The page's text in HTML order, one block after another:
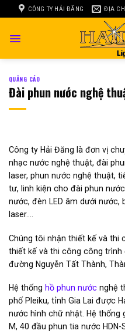
to
CÔNG TY HẢI ĐĂNG ĐỊA
QUẢNG CÁO
Đài phun nước nghệ
Công ty Hải Đăng là đơn vị
nhạc nước nghệ thuật, đài
laser, phun nước nghệ thuật,
tư, linh kiện cho đài phun
nước, đèn LED âm dưới nước,
laser….
Chúng tôi nhận thiết kế và thi
thiết kế và thi công công
đường Nguyễn Tất Thành,
Hệ thống hồ phun nước nghệ
phố Pleiku, tỉnh Gia Lai được
nước hình chữ nhật. Hệ thống
M, 40 đầu phun tia nước